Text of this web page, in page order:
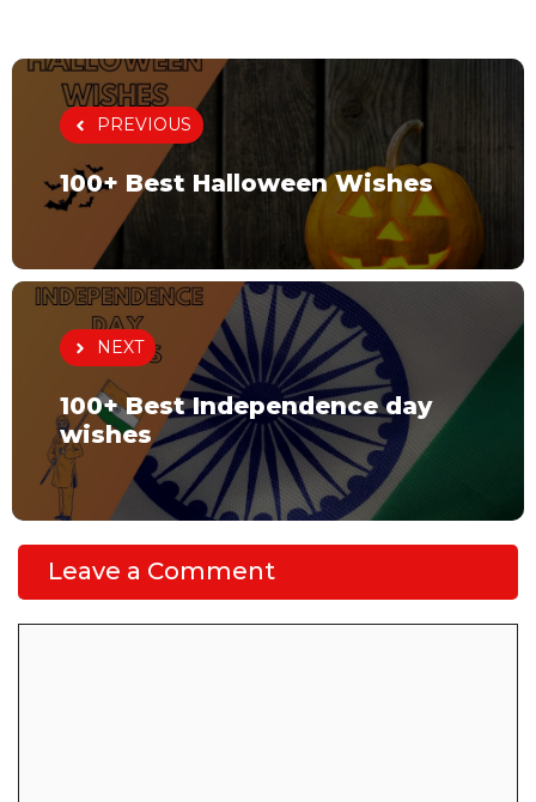
PREVIOUS
100+ Best Halloween Wishes
NEXT
100+ Best Independence day
wishes
Leave a Comment